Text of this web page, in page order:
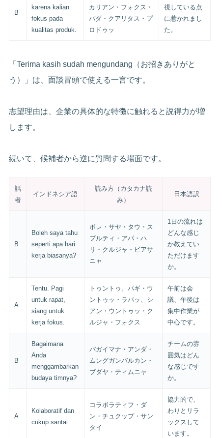
B
karena kalian
fokus pada
kualitas produk.
カリアン・フォクス・
パダ・クアリタス・プ
ロドゥッ
視している点
に惹かれまし
た。
「Terima kasih sudah mengundang（お招きありがと
う）」は、面談冒頭で使える一言です。
志望理由は、企業の具体的な特徴に触れると説得力が増
します。
続いて、候補者から逆に質問する場面です。
話
者
インドネシア語
読み方（カタカナ読
み）
日本語訳
B
Boleh saya tahu
seperti apa hari
kerja biasanya?
ボレ・サヤ・タウ・ス
プルティ・アパ・ハ
リ・クルジャ・ビアサ
ニャ
1日の流れは
どんな感じ
か教えてい
ただけます
か。
A
Tentu. Pagi
untuk rapat,
siang untuk
kerja fokus.
トゥントゥ。パギ・ウ
ントゥッ・ラパッ、シ
アン・ウントゥッ・ク
ルジャ・フォクス
午前は会
議、午後は
集中作業が
中心です。
B
Bagaimana
Anda
menggambarkan
budaya timnya?
バガイマナ・アンダ・
ムングガンバルカン・
ブダヤ・ティムニャ
チームの雰
囲気はどん
な感じです
か。
A
Kolaboratif dan
cukup santai.
コラボラティフ・ダ
ン・チュクップ・サン
タイ
協力的で、
わりとリラ
ックスして
います。